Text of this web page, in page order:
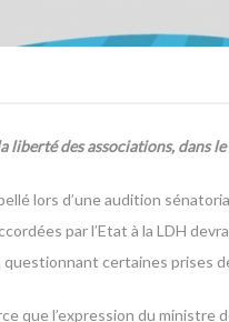
des associations, dans
lors d’une audition
par l’Etat à la LDH
certaines prises
que l’expression du